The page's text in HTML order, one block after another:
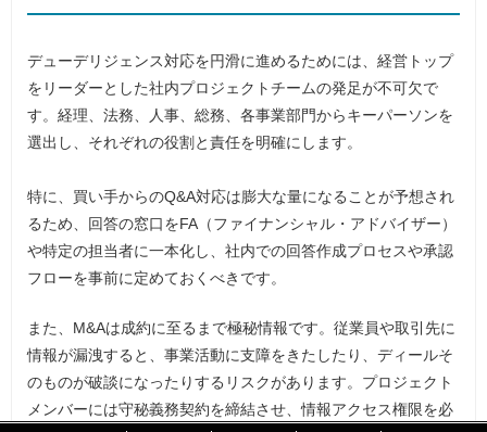
デューデリジェンス対応を円滑に進めるためには、経営トップ
をリーダーとした社内プロジェクトチームの発足が不可欠で
す。経理、法務、人事、総務、各事業部門からキーパーソンを
選出し、それぞれの役割と責任を明確にします。
特に、買い手からのQ&A対応は膨大な量になることが予想され
るため、回答の窓口をFA（ファイナンシャル・アドバイザー）
や特定の担当者に一本化し、社内での回答作成プロセスや承認
フローを事前に定めておくべきです。
また、M&Aは成約に至るまで極秘情報です。従業員や取引先に
情報が漏洩すると、事業活動に支障をきたしたり、ディールそ
のものが破談になったりするリスクがあります。プロジェクト
メンバーには守秘義務契約を締結させ、情報アクセス権限を必